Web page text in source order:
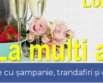
cu șampanie, trandafiri și